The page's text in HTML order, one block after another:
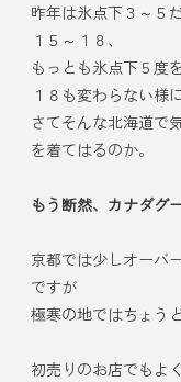
昨年は氷点下３～５
１５～１８、
もっとも氷点下５度
１８も変わらない様
さてそんな北海道で
を着てはるのか。
もう断然、カナダグ
京都では少しオーバ
ですが
極寒の地ではちょう
初売りのお店でもよ